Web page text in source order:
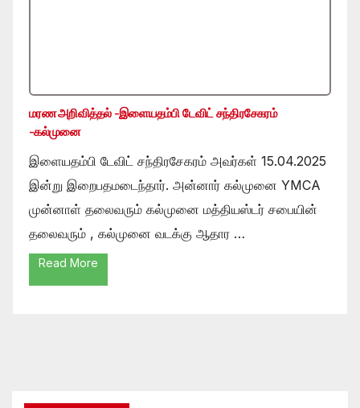
மரண அறிவித்தல் -இளையதம்பி டேவிட் சந்திரசேகரம்
-கல்முனை
இளையதம்பி டேவிட் சந்திரசேகரம் அவர்கள் 15.04.2025
இன்று இறைபதமடைந்தார். அன்னார் கல்முனை YMCA
முன்னாள் தலைவரும் கல்முனை மத்தியஸ்டர் சபையின்
தலைவரும் , கல்முனை வடக்கு ஆதார …
Read More